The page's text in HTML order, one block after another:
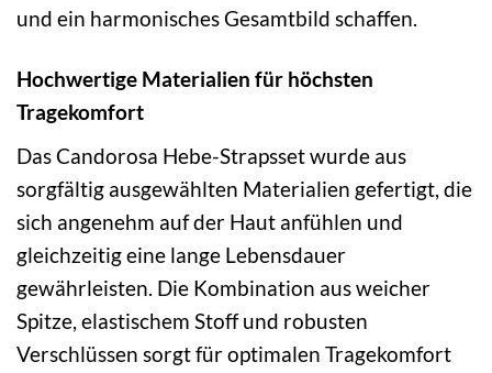
und ein harmonisches Gesamtbild schaffen.
Hochwertige Materialien für höchsten
Tragekomfort
Das Candorosa Hebe-Strapsset wurde aus
sorgfältig ausgewählten Materialien gefertigt, die
sich angenehm auf der Haut anfühlen und
gleichzeitig eine lange Lebensdauer
gewährleisten. Die Kombination aus weicher
Spitze, elastischem Stoff und robusten
Verschlüssen sorgt für optimalen Tragekomfort